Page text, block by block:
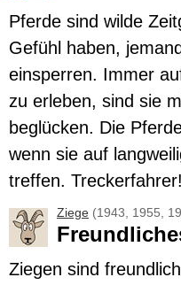
Pferde sind wilde
Gefühl haben,
einsperren. Immer
zu erleben, sind sie
beglücken. Die
wenn sie auf
treffen. Treckerfahrer!
Ziege (1943, 1955,
Ziegen sind